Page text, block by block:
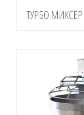
ТУРБО МИКСЕР